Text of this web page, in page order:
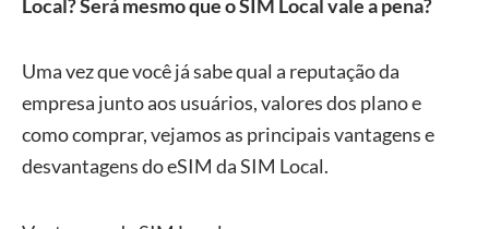
Local? Será mesmo que o SIM Local vale a pena?
Uma vez que você já sabe qual a reputação da
empresa junto aos usuários, valores dos plano e
como comprar, vejamos as principais vantagens e
desvantagens do eSIM da SIM Local.